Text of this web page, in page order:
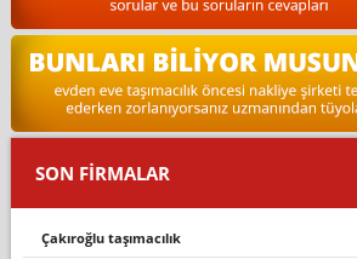
SON FİRMALAR
çakıroğlu taşımacılık